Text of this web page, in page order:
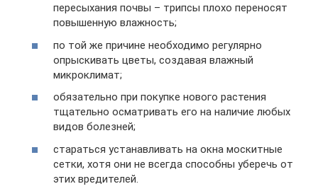
пересыхания почвы – трипсы плохо переносят
повышенную влажность;
по той же причине необходимо регулярно
опрыскивать цветы, создавая влажный
микроклимат;
обязательно при покупке нового растения
тщательно осматривать его на наличие любых
видов болезней;
стараться устанавливать на окна москитные
сетки, хотя они не всегда способны уберечь от
этих вредителей.